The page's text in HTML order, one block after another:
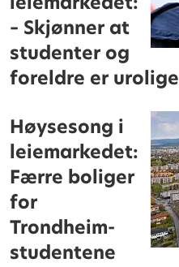
– Skjønner at
studenter og
foreldre er urolige
Høysesong i
leiemarkedet:
Færre boliger
for
Trondheim-
studentene